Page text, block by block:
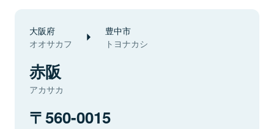
大阪府
オオサカフ
豊中市
トヨナカシ
赤阪
アカサカ
560-0015